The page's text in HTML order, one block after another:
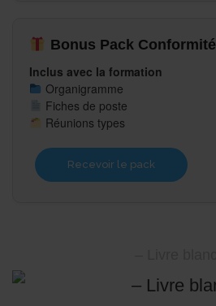
Bonus Pack Conformité
Inclus avec la formation
Organigramme
Fiches de poste
Réunions types
Recevoir le pack